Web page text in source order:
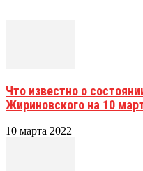
Что известно о
Жириновского на 10
10 марта 2022